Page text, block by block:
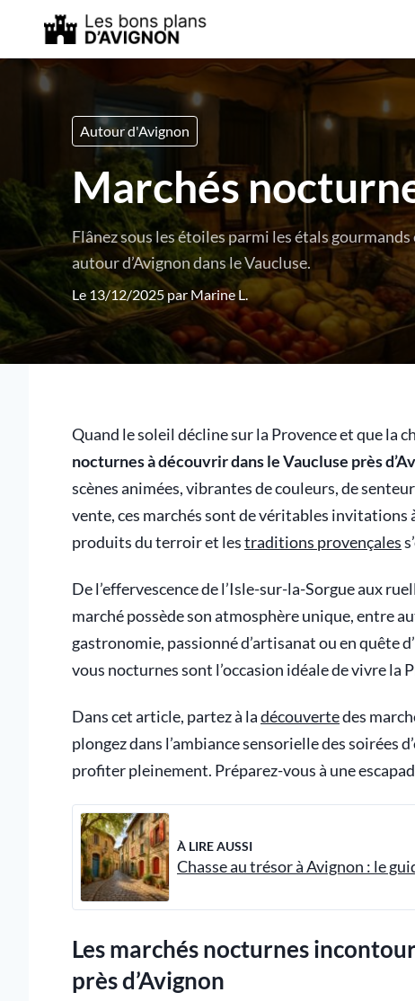
Autour d'Avignon
Marchés
Flânez sous les étoiles parmi les étals
autour d’Avignon dans le Vaucluse.
Le 13/12/2025 parMarine L.
Quand le soleil décline sur la Provence et que la
nocturnes à découvrir dans le Vaucluse près
scènes animées, vibrantes de couleurs, de
vente, ces marchés sont de véritables invitations
produits du terroir et lestraditions provençales
De l’effervescence de l’Isle-sur-la-Sorgue aux
marché possède son atmosphère unique, entre
gastronomie, passionné d’artisanat ou en quête
vous nocturnes sont l’occasion idéale de vivre la
Dans cet article, partez à ladécouvertedes
plongez dans l’ambiance sensorielle des soirées
profiter pleinement. Préparez-vous à une
À LIRE AUSSI
Chasse au trésor à Avignon : le
Les marchés nocturnes
près d’Avignon